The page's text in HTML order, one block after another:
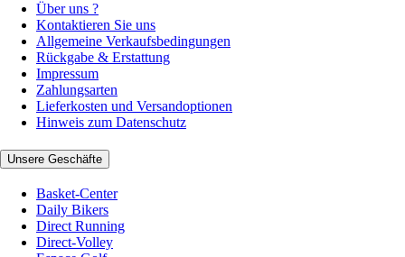
Über uns ?
Kontaktieren Sie uns
Allgemeine Verkaufsbedingungen
Rückgabe & Erstattung
Impressum
Zahlungsarten
Lieferkosten und Versandoptionen
Hinweis zum Datenschutz
Unsere Geschäfte
Basket-Center
Daily Bikers
Direct Running
Direct-Volley